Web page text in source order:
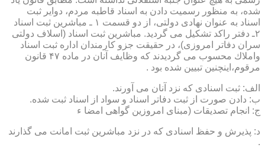
شده، به منظور رسمیت دادن به اسناد قاطبه مردم، دوایر ثبت
اسناد به عنوان نهادی دولتی، از دو قسمت ۱ ـ مباشرین ثبت اسناد
۲ـ دفتر راكد تشكیل می گردید. مباشرین ثبت اسناد (اسلاف دولتی
سران دفاتر امروزی)، در حقیقت جزو كارمندان اداره ثبت اسناد
واملاك محسوب می گردیدند كه وظایف آنان در ماده ۴۷ قانون
مرقوم،اینچنین تبیین شده بود .
الف: ثبت اسنادی كه نزد آنان می آورند.
ب: دادن صورت از ثبت دفاتر اسناد و سواد از اسناد ثبت شده.
ج: انجام تصدیقات (مبنای امروزین گواهی امضا ء
د: پذیرش و حفظ اسنادی كه در نزد مباشرین ثبت امانت می گذارند
.